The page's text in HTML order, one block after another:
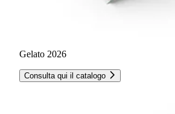
Gelato 2026
Consulta qui il catalogo